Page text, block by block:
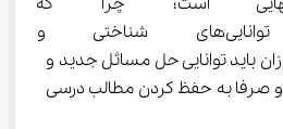
عمیق‌تری از توانایی‌های
باید توانایی حل مسائل جدید و
و صرفا به حفظ کردن مطالب درسی